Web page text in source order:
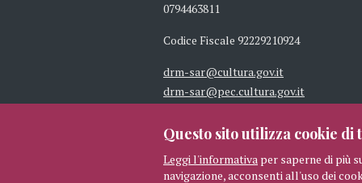
0794463811
Codice Fiscale 92229210924
drm-sar@cultura.gov.it
drm-sar@pec.cultura.gov.it
© 2026 MIBAC TUTTI I DIRITTI
Questo sito utilizza cookie
Leggi l'informativa per saperne di più
navigazione, acconsenti all'uso dei